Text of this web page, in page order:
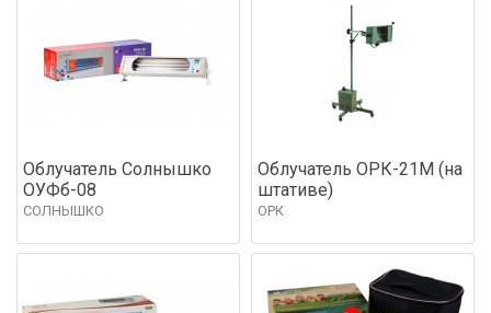
Облучатель Солнышко
ОУФб-08
СОЛНЫШКО
Облучатель ОРК-21М (на
штативе)
ОРК